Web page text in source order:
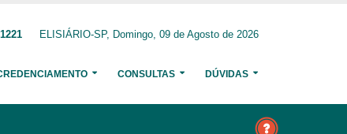
ELISIÁRIO-SP, Domingo, 09 de Agosto de 2026
CONSULTAS DÚVIDAS